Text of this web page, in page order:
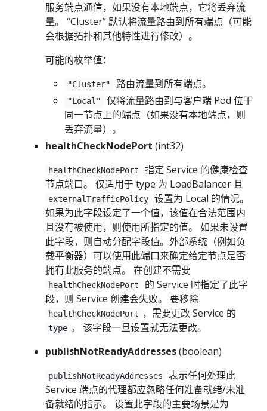
服务端点通信，如果没有本地端点，它将丢弃流
量。 “Cluster” 默认将流量路由到所有端点（可能
会根据拓扑和其他特性进行修改）。
可能的枚举值：
"Cluster" 路由流量到所有端点。
"Local"
仅将流量路由到与客户端 Pod 位于
同一节点上的端点（如果没有本地端点，则
丢弃流量）。
healthCheckNodePort (int32)
healthCheckNodePort
指定 Service 的健康检查
节点端口。 仅适用于 type 为 LoadBalancer 且
externalTrafficPolicy
设置为 Local 的情况。
如果为此字段设定了一个值，该值在合法范围内
且没有被使用，则使用所指定的值。 如果未设置
此字段，则自动分配字段值。外部系统（例如负
载平衡器）可以使用此端口来确定给定节点是否
拥有此服务的端点。 在创建不需要
healthCheckNodePort
的 Service 时指定了此字
段，则 Service 创建会失败。 要移除
healthCheckNodePort ，需要更改 Service 的
type 。 该字段一旦设置就无法更改。
publishNotReadyAddresses(boolean)
publishNotReadyAddresses
表示任何处理此
Service 端点的代理都应忽略任何准备就绪/未准
备就绪的指示。 设置此字段的主要场景是为